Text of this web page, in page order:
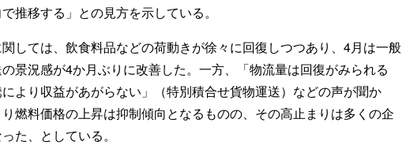
推移する」との見方を示している。
しては、飲食料品などの荷動きが徐々に回復しつつあり、4月は一般
景況感が4か月ぶりに改善した。一方、「物流量は回復がみられる
より収益があがらない」（特別積合せ貨物運送）などの声が聞か
燃料価格の上昇は抑制傾向となるものの、その高止まりは多くの企
た、としている。